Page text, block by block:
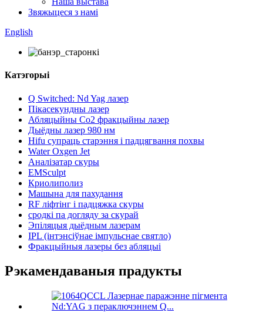
Звяжыцеся з намі
English
Катэгорыі
Q Switched: Nd Yag лазер
Пікасекундны лазер
Абляцыйны Co2 фракцыйны лазер
Дыёдны лазер 980 нм
Hifu супраць старэння і падцягвання похвы
Water Oxgen Jet
Аналізатар скуры
EMSculpt
Криолиполиз
Машына для пахудання
RF ліфтінг і падцяжка скуры
сродкі па догляду за скурай
Эпіляцыя дыёдным лазерам
IPL (інтэнсіўнае імпульснае святло)
Фракцыйныя лазеры без абляцыі
Рэкамендаваныя прадукты